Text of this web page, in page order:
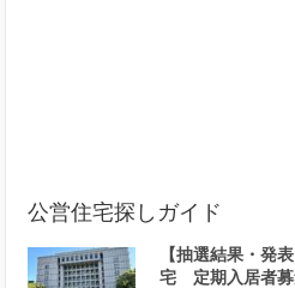
公営住宅探しガイド
【抽選結果・発
宅 定期入居者募